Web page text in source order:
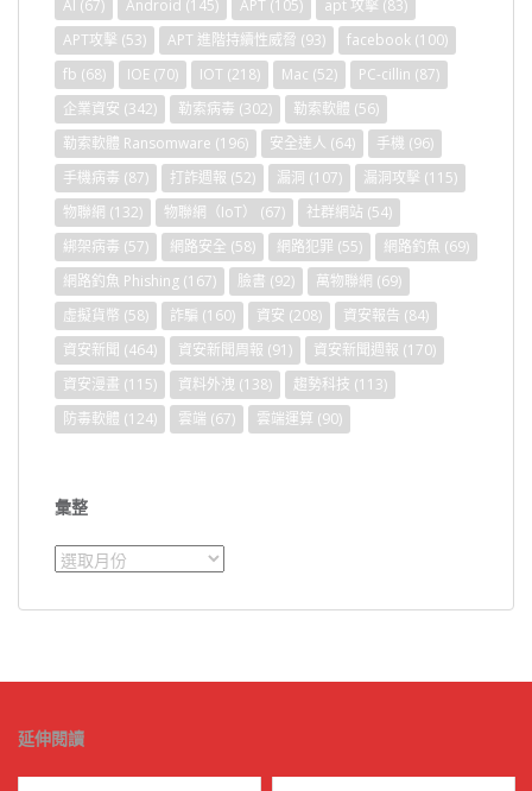
AI (67) Android (145) APT (105) apt 攻擊 (83)
APT攻擊 (53) APT 進階持續性威脅 (93) facebook (100)
fb (68) IOE (70) IOT (218) Mac (52) PC-cillin (87)
企業資安 (342) 勒索病毒 (302) 勒索軟體 (56)
勒索軟體 Ransomware (196) 安全達人 (64) 手機 (96)
手機病毒 (87) 打詐週報 (52) 漏洞 (107) 漏洞攻擊 (115)
物聯網 (132) 物聯網（IoT） (67) 社群網站 (54)
綁架病毒 (57) 網路安全 (58) 網路犯罪 (55) 網路釣魚 (69)
網路釣魚 Phishing (167) 臉書 (92) 萬物聯網 (69)
虛擬貨幣 (58) 詐騙 (160) 資安 (208) 資安報告 (84)
資安新聞 (464) 資安新聞周報 (91) 資安新聞週報 (170)
資安漫畫 (115) 資料外洩 (138) 趨勢科技 (113)
防毒軟體 (124) 雲端 (67) 雲端運算 (90)
彙整
彙
延伸閱讀